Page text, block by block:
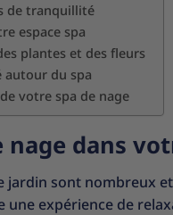
de tranquillité
espace spa
plantes et des fleurs
autour du spa
votre spa de nage
nage dans
jardin sont
une expérience de